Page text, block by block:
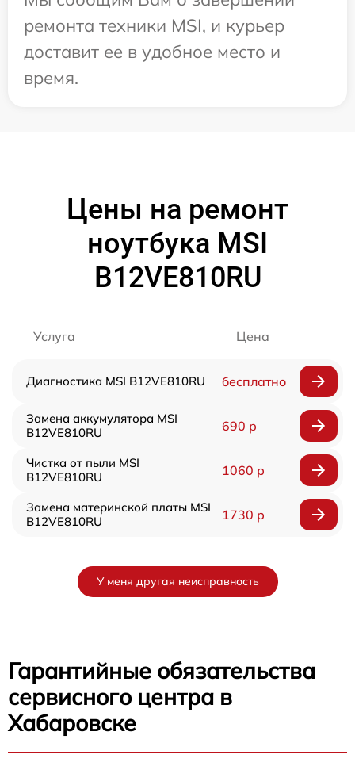
ремонта техники MSI, и курьер
доставит ее в удобное место и
время.
Цены на ремонт
ноутбука MSI
B12VE810RU
Услуга Цена
Диагностика MSI B12VE810RU бесплатно
Замена аккумулятора MSI
B12VE810RU
690 р
Чистка от пыли MSI
B12VE810RU
1060 р
Замена материнской платы MSI
B12VE810RU
1730 р
У меня другая неисправность
Гарантийные обязательства
сервисного центра в
Хабаровске